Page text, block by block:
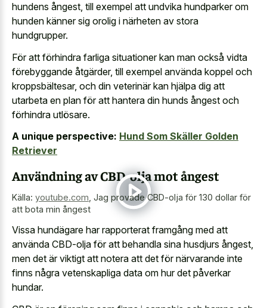
hundens ångest, till exempel att undvika hundparker om
hunden känner sig orolig i närheten av stora
hundgrupper.
För att förhindra farliga situationer kan man också vidta
förebyggande åtgärder, till exempel använda koppel och
kroppsbältesar, och din veterinär kan hjälpa dig att
utarbeta en plan för att hantera din hunds ångest och
förhindra utlösare.
A unique perspective: Hund Som Skäller Golden
Retriever
Användning av CBD-olja mot ångest
Källa: youtube.com Jag provade CBD-olja för 130 dollar för
att bota min ångest
Vissa hundägare har rapporterat framgång med att
använda CBD-olja för att behandla sina husdjurs ångest,
men det är viktigt att notera att det för närvarande inte
finns några vetenskapliga data om hur det påverkar
hundar.